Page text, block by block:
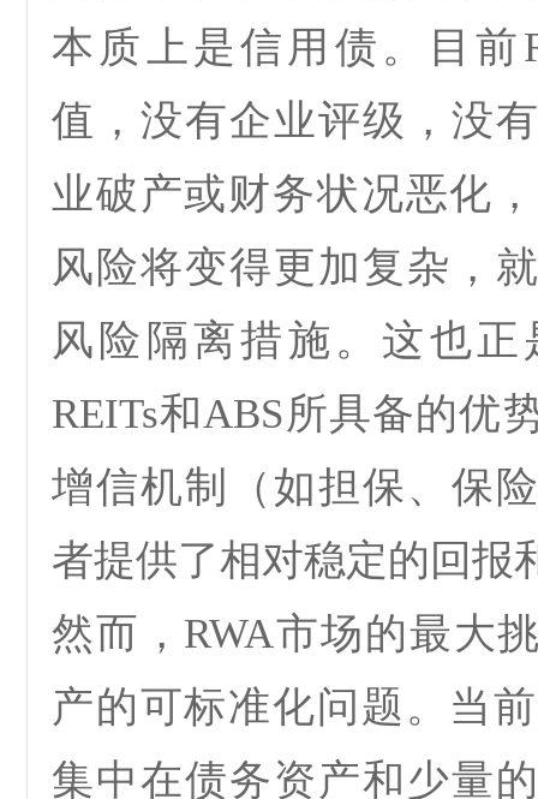
本质上是信用债。目前
值，没有企业评级，没
业破产或财务状况恶化，
风险将变得更加复杂，
风险隔离措施 。这也正
REITs和ABS所具备的优
增信机制（如担保、保
者提供了相对稳定的回报
然而， RWA市场的最大
产的可标准化问题。当
集中在债务资产和少量